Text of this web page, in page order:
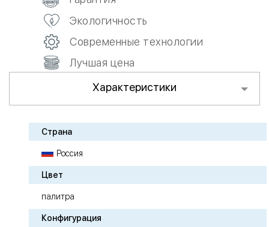
Экологичность
Современные технологии
Лучшая цена
Характеристики
Страна
Россия
Цвет
палитра
Конфигурация